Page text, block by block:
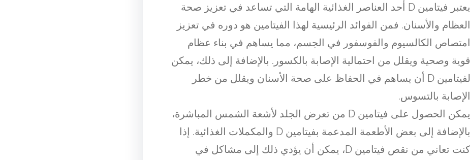
يعتبر فيتامين D أحد العناصر الغذائية الهامة التي تساعد في تعزيز صحة
العظام والأسنان. فمن الفوائد الرئيسية لهذا الفيتامين هو دوره في تعزيز
امتصاص الكالسيوم والفوسفور في الجسم، مما يساهم في بناء عظام
قوية وصحية ويقلل من احتمالية الإصابة بالكسور. بالإضافة إلى ذلك، يمكن
لفيتامين D أن يساهم في الحفاظ على صحة الأسنان ويقلل من خطر
الإصابة بالتسوس.
يمكن الحصول على فيتامين D من تعرض الجلد لأشعة الشمس المباشرة،
بالإضافة إلى بعض الأطعمة المدعمة بفيتامين D والمكملات الغذائية. إذا
كنت تعاني من نقص فيتامين D، يمكن أن يؤدي ذلك إلى مشاكل في